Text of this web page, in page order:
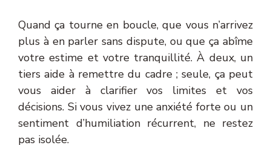
Quand ça tourne en boucle, que vous n’arrivez
plus à en parler sans dispute, ou que ça abîme
votre estime et votre tranquillité. À deux, un
tiers aide à remettre du cadre ; seule, ça peut
vous aider à clarifier vos limites et vos
décisions. Si vous vivez une anxiété forte ou un
sentiment d’humiliation récurrent, ne restez
pas isolée.